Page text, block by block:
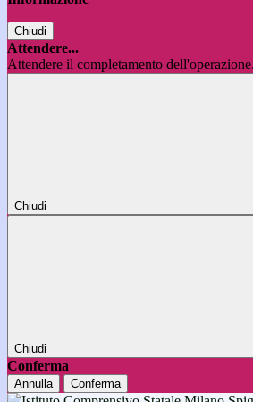
Chiudi
Attendere...
Attendere il completamento
Chiudi
Chiudi
Conferma
Annulla Conferma